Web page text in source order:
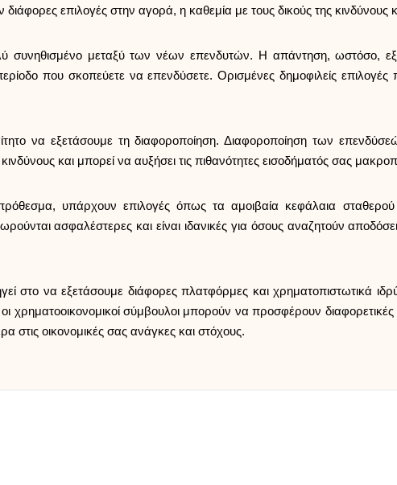
Γκαλερί μαρκών
Υπολογιστές
Ιστολόγιο
επιλογές στην αγορά, η καθεμία με τους δικούς της κινδύνους
συνηθισμένο μεταξύ των νέων επενδυτών. Η απάντηση, ωστόσο,
που σκοπεύετε να επενδύσετε. Ορισμένες δημοφιλείς επιλογές
να εξετάσουμε τη διαφοροποίηση. Διαφοροποίηση των
και μπορεί να αυξήσει τις πιθανότητες εισοδήματός σας
υπάρχουν επιλογές όπως τα αμοιβαία κεφάλαια
ασφαλέστερες και είναι ιδανικές για όσους αναζητούν
στο να εξετάσουμε διάφορες πλατφόρμες και χρηματοπιστωτικά
χρηματοοικονομικοί σύμβουλοι μπορούν να προσφέρουν διαφορετικές
στις οικονομικές σας ανάγκες και στόχους.